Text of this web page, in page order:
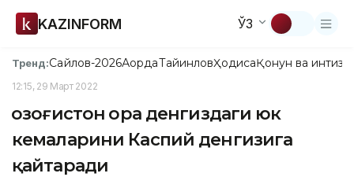
KAZINFORM ЎЗ
Тренд:Сайлов-2026АқордаТайинловҲодисаҚонун ва
12:15, 29 Март 2022
Қозоғистон Қора денгиздаги юк
кемаларини Каспий денгизига
қайтаради